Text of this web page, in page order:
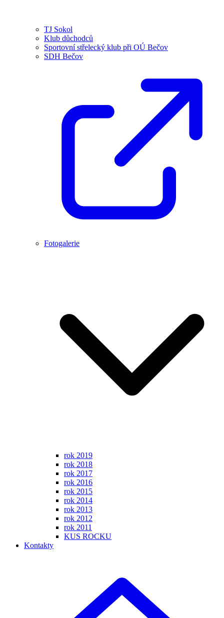
TJ Sokol
Klub důchodců
Sportovní střelecký klub při OÚ Bečov
SDH Bečov
Fotogalerie
rok 2019
rok 2018
rok 2017
rok 2016
rok 2015
rok 2014
rok 2013
rok 2012
rok 2011
KUS ROCKU
Kontakty